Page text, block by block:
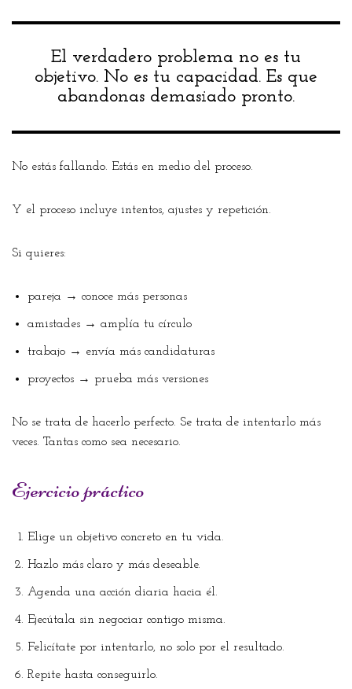
El verdadero problema no es tu
objetivo. No es tu capacidad. Es que
abandonas demasiado pronto.
No estás fallando. Estás en medio del proceso.
Y el proceso incluye intentos, ajustes y repetición.
Si quieres:
pareja → conoce más personas
amistades → amplía tu círculo
trabajo → envía más candidaturas
proyectos → prueba más versiones
No se trata de hacerlo perfecto. Se trata de intentarlo más
veces. Tantas como sea necesario.
Ejercicio práctico
Elige un objetivo concreto en tu vida.
Hazlo más claro y más deseable.
Agenda una acción diaria hacia él.
Ejecútala sin negociar contigo misma.
Felicítate por intentarlo, no solo por el resultado.
Repite hasta conseguirlo.